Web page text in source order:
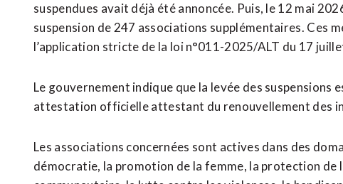
suspendues avait déjà été annoncée. Puis, le 12 mai
suspension de 247 associations supplémentaires. Ces
l’application stricte de la loi n°011-2025/ALT du 17
Le gouvernement indique que la levée des suspensions
attestation officielle attestant du renouvellement des
Les associations concernées sont actives dans des
démocratie, la promotion de la femme, la protection de